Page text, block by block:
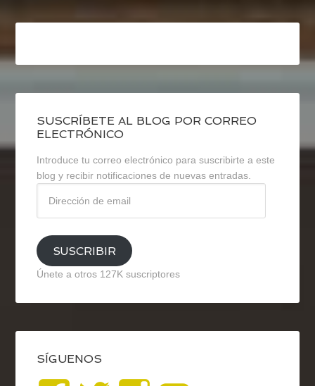
SUSCRÍBETE AL BLOG POR CORREO
ELECTRÓNICO
Introduce tu correo electrónico para suscribirte a este
blog y recibir notificaciones de nuevas entradas.
email
SUSCRIBIR
Únete a otros 127K suscriptores
SÍGUENOS